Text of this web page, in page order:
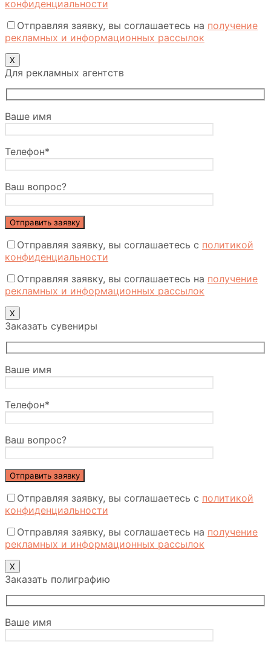
конфиденциальности
Отправляя заявку, вы соглашаетесь на получение
рекламных и информационных рассылок
Х
Для рекламных агентств
Ваше имя
Телефон*
Ваш вопрос?
Отправляя заявку, вы соглашаетесь с политикой
конфиденциальности
Отправляя заявку, вы соглашаетесь на получение
рекламных и информационных рассылок
X
Заказать сувениры
Ваше имя
Телефон*
Ваш вопрос?
Отправляя заявку, вы соглашаетесь с политикой
конфиденциальности
Отправляя заявку, вы соглашаетесь на получение
рекламных и информационных рассылок
Х
Заказать полиграфию
Ваше имя